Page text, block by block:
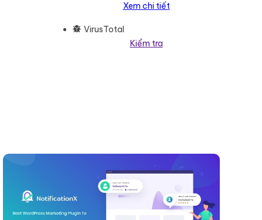
Xem chi tiết
VirusTotal
Kiểm tra